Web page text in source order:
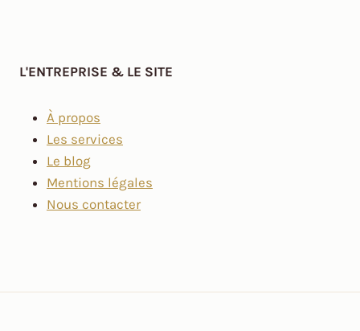
L'ENTREPRISE & LE SITE
À propos
Les services
Le blog
Mentions légales
Nous contacter